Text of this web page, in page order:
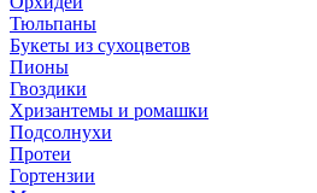
Тюльпаны
Букеты из сухоцветов
Пионы
Гвоздики
Хризантемы и ромашки
Подсолнухи
Протеи
Гортензии